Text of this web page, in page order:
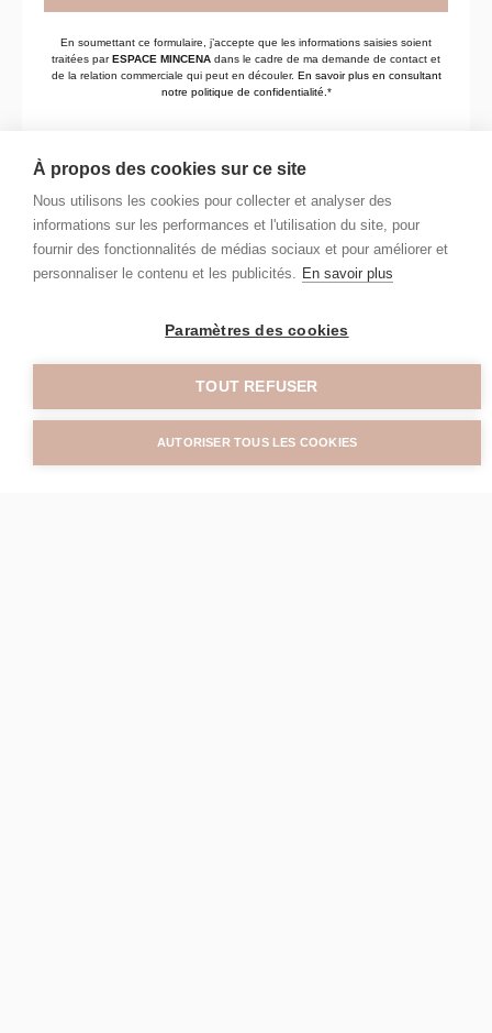
En soumettant ce formulaire, j’accepte que les informations saisies soient
traitées parESPACE MINCENA dans le cadre de ma demande de contact et
de la relation commerciale qui peut en découler. En savoir plus en consultant
notre politique de confidentialité. *
À propos des cookies sur ce site
Nous utilisons les cookies pour collecter et analyser des
informations sur les performances et l'utilisation du site, pour
fournir des fonctionnalités de médias sociaux et pour améliorer et
personnaliser le contenu et les publicités. En savoir plus
Paramètres des cookies
TOUT REFUSER
AUTORISER TOUS LES COOKIES